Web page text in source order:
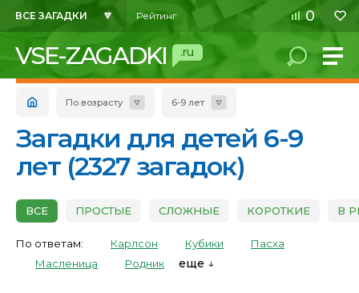
ВСЕ ЗАГАДКИ Рейтинг 0
VSE-ZAGADKI .ru
По возрасту 6-9 лет
Загадки для детей 6-9
лет (2327 загадок)
ВСЕ ПРОСТЫЕ СЛОЖНЫЕ КОРОТКИЕ В
По ответам: Карлсон Кубики
Пасха
Масленица
Родник еще